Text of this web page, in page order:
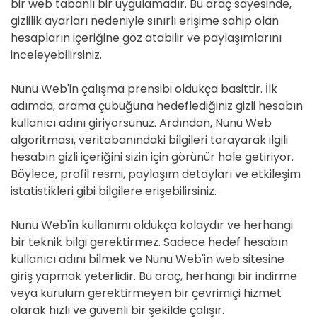
bir web tabanlı bir uygulamadır. Bu araç sayesinde,
gizlilik ayarları nedeniyle sınırlı erişime sahip olan
hesapların içeriğine göz atabilir ve paylaşımlarını
inceleyebilirsiniz.
Nunu Web'in çalışma prensibi oldukça basittir. İlk
adımda, arama çubuğuna hedeflediğiniz gizli hesabın
kullanıcı adını giriyorsunuz. Ardından, Nunu Web
algoritması, veritabanındaki bilgileri tarayarak ilgili
hesabın gizli içeriğini sizin için görünür hale getiriyor.
Böylece, profil resmi, paylaşım detayları ve etkileşim
istatistikleri gibi bilgilere erişebilirsiniz.
Nunu Web'in kullanımı oldukça kolaydır ve herhangi
bir teknik bilgi gerektirmez. Sadece hedef hesabın
kullanıcı adını bilmek ve Nunu Web'in web sitesine
giriş yapmak yeterlidir. Bu araç, herhangi bir indirme
veya kurulum gerektirmeyen bir çevrimiçi hizmet
olarak hızlı ve güvenli bir şekilde çalışır.